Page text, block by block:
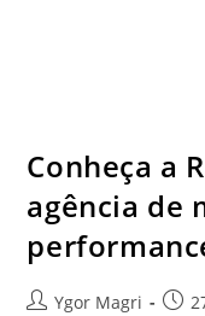
Conheça a
agência de
Ygor Magri